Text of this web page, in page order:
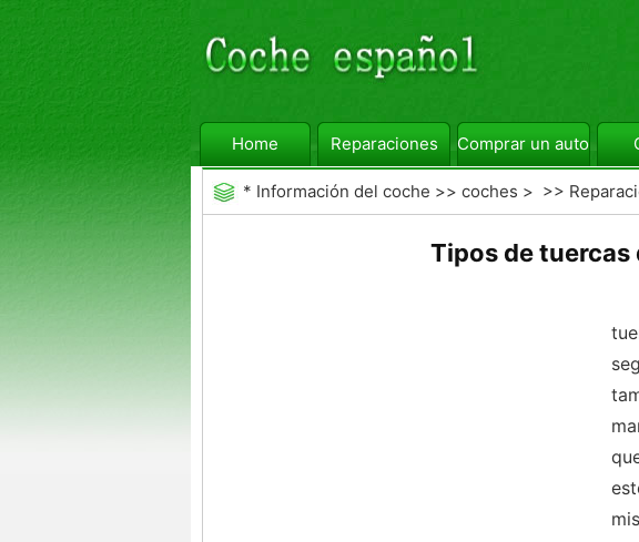
Home Reparaciones Comprar un automóvil
* Información del coche >> coches > >>
Tipos de tuercas